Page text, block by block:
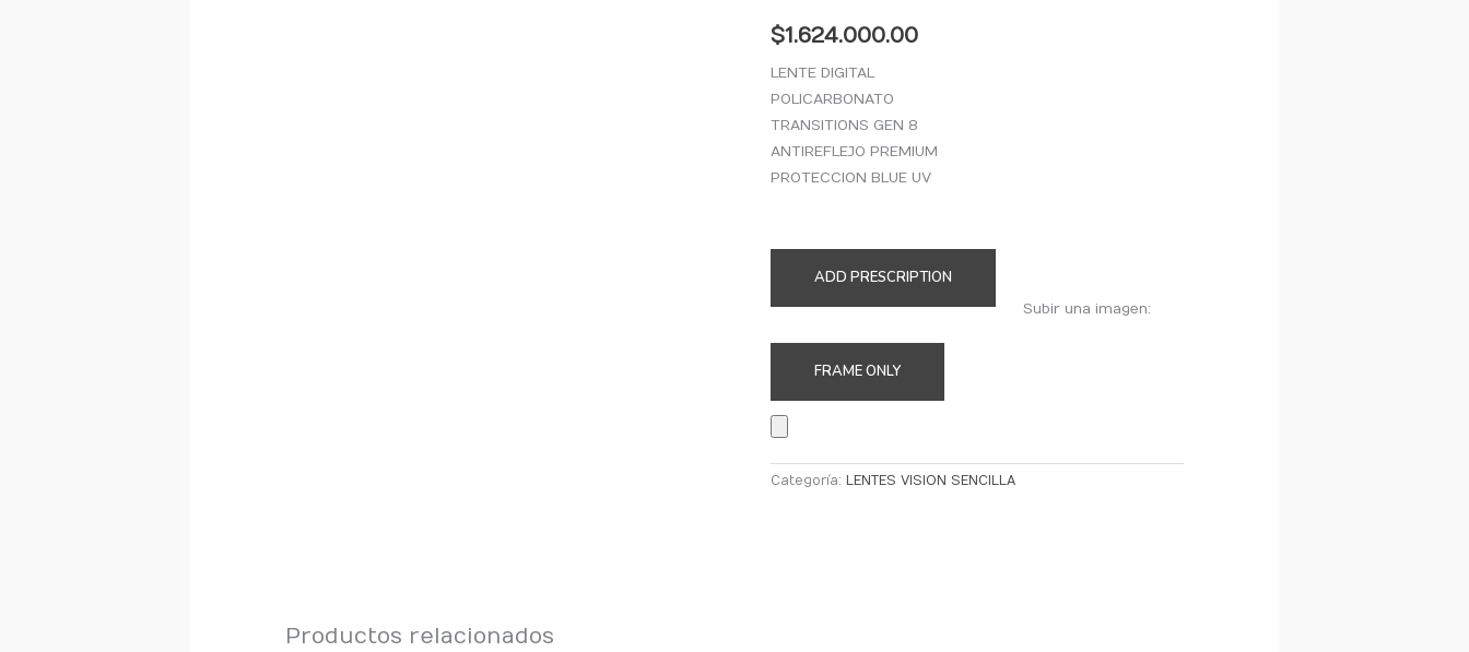
$1.624.000.00
LENTE DIGITAL
POLICARBONATO
TRANSITIONS GEN 8
ANTIREFLEJO PREMIUM
PROTECCION BLUE UV
ADD PRESCRIPTION
FRAME ONLY
Subir una imagen:
Categoría: LENTES VISION SENCILLA
Productos relacionados